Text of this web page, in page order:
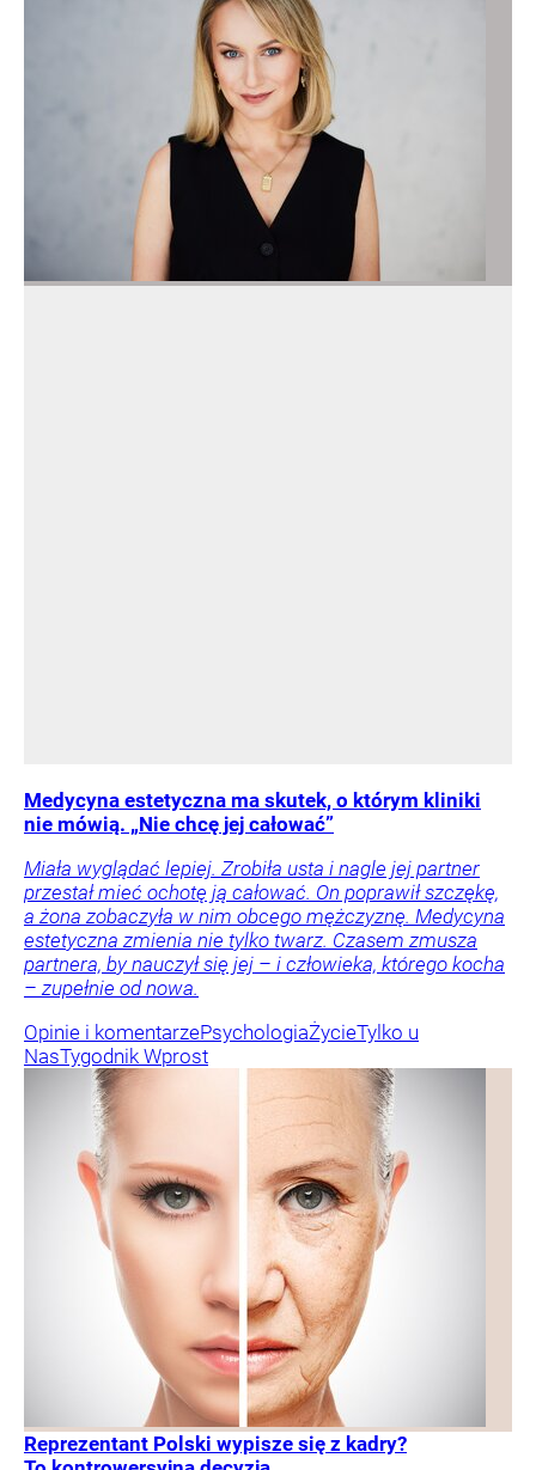
Medycyna estetyczna ma skutek, o którym kliniki
nie mówią. „Nie chcę jej całować”
Miała wyglądać lepiej. Zrobiła usta i nagle jej partner
przestał mieć ochotę ją całować. On poprawił szczękę,
a żona zobaczyła w nim obcego mężczyznę. Medycyna
estetyczna zmienia nie tylko twarz. Czasem zmusza
partnera, by nauczył się jej – i człowieka, którego kocha
– zupełnie od nowa.
Opinie i komentarzePsychologiaŻycieTylko u
NasTygodnik Wprost
Reprezentant Polski wypisze się z kadry?